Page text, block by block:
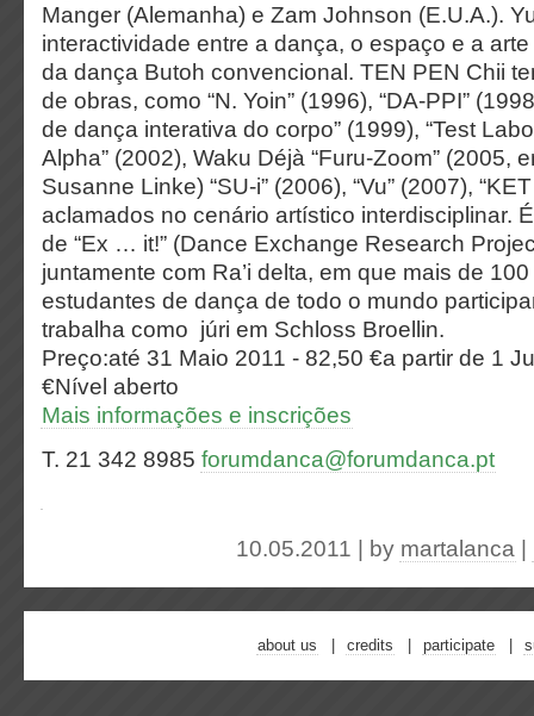
Manger (Alemanha) e Zam Johnson (E.U.A.).
interactividade entre a dança, o espaço e a
da dança Butoh convencional. TEN PEN Chii
de obras, como “N. Yoin” (1996), “DA-PPI”
de dança interativa do corpo” (1999), “Test
Alpha” (2002), Waku Déjà “Furu-Zoom” (2005,
Susanne Linke) “SU-i” (2006), “Vu” (2007),
aclamados no cenário artístico interdisciplinar.
de “Ex … it!” (Dance Exchange Research
juntamente com Ra’i delta, em que mais de
estudantes de dança de todo o mundo
trabalha como júri em Schloss Broellin.
Preço:até 31 Maio 2011 - 82,50 €a partir de 1
€Nível aberto
Mais informações e inscrições
T. 21 342 8985 forumdanca@forumdanca.pt
10.05.2011 | by martalanca
about us credits participate